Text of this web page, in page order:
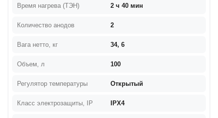
Время нагрева (ТЭН) 2 ч 40 мин
Количество анодов 2
Вага нетто, кг 34, 6
Объем, л 100
Регулятор температуры Открытый
Класс электрозащиты, IP IPX4